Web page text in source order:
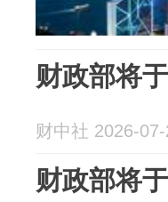
财政部将
财中社 2026-
财政部将